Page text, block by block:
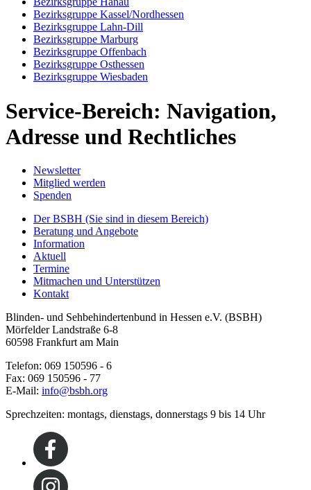
Bezirksgruppe Kassel/Nordhessen
Bezirksgruppe Lahn-Dill
Bezirksgruppe Marburg
Bezirksgruppe Offenbach
Bezirksgruppe Osthessen
Bezirksgruppe Wiesbaden
Service-Bereich: Navigation,
Adresse und Rechtliches
Newsletter
Mitglied werden
Spenden
Der BSBH (Sie sind in diesem Bereich)
Beratung und Angebote
Information
Aktuell
Termine
Mitmachen und Unterstützen
Kontakt
Blinden- und Sehbehindertenbund in Hessen e.V. (BSBH)
Mörfelder Landstraße 6-8
60598 Frankfurt am Main
Telefon: 069 150596 - 6
Fax: 069 150596 - 77
E-Mail: info@bsbh.org
Sprechzeiten: montags, dienstags, donnerstags 9 bis 14 Uhr